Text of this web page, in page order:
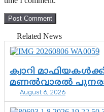
Related News
ക്വാറി മാഫിയകൾക്ക്
മണൽവാരൽ
സർക്കാർ തീരുമാനം
August 6, 2026